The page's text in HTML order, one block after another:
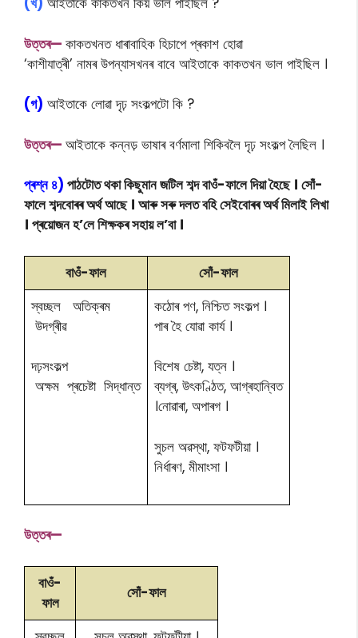
উত্তৰ— কাকতখনত ধাৰাবাহিক হিচাপে প্ৰকাশ হোৱা
‘কাশীযাত্ৰী’ নামৰ উপন্যাসখনৰ বাবে আইতাকে কাকতখন ভাল পাইছিল ।
(গ) আইতাকে লোৱা দৃঢ় সংকল্পটো কি ?
উত্তৰ— আইতাকে কন্নড় ভাষাৰ বৰ্ণমালা শিকিবলৈ দৃঢ় সংকল্প লৈছিল ।
প্ৰশ্ন ৪) পাঠটোত থকা কিছুমান জটিল শব্দ বাওঁ-ফালে দিয়া হৈছে । সোঁ-
ফালে শব্দবোৰৰ অৰ্থ আছে । আৰু সৰু দলত বহি সেইবোৰৰ অৰ্থ মিলাই লিখা
। প্ৰয়োজন হ’লে শিক্ষকৰ সহায় ল’বা ।
বাওঁ-ফাল
সোঁ-ফাল
স্বচ্ছল অতিক্ৰম
উদগ্ৰীৱ
দঢ়সংকল্প
অক্ষম প্ৰচেষ্টা সিদ্ধান্ত
কঠোৰ পণ, নিশ্চিত সংকল্প ।
পাৰ হৈ যোৱা কাৰ্য ।
বিশেষ চেষ্টা, যত্ন ।
ব্যগ্ৰ, উৎকণ্ঠিত, আগ্ৰহান্বিত
।নোৱাৰা, অপাৰগ ।
সুচল অৱস্থা, ফটফটীয়া ।
নিৰ্ধাৰণ, মীমাংসা ।
উত্তৰ—
বাওঁ-
ফাল
সোঁ-ফাল